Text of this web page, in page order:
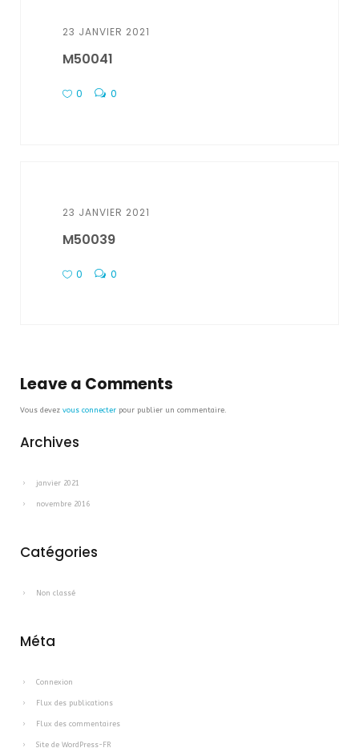
23 JANVIER 2021
M50041
0 0
23 JANVIER 2021
M50039
0 0
Leave a Comments
Vous devez vous connecter pour publier un commentaire.
Archives
janvier 2021
novembre 2016
Catégories
Non classé
Méta
Connexion
Flux des publications
Flux des commentaires
Site de WordPress-FR